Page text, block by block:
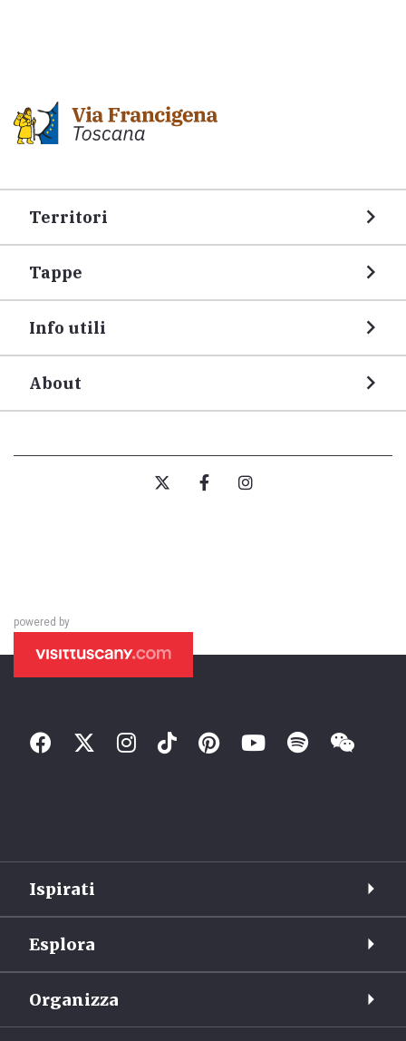
Territori
Tappe
Info utili
About
powered by
Ispirati
Esplora
Organizza